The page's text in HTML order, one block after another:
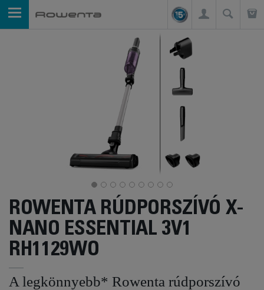
ROWENTA RÚDPORSZÍVÓ X-
NANO ESSENTIAL 3V1
RH1129WO
A legkönnyebb* Rowenta rúdporszívó